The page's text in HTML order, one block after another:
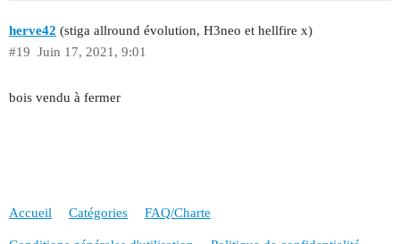
herve42 (stiga allround évolution, H3neo et hellfire x)
Juin 17, 2021, 9:01
#19
bois vendu à fermer
Accueil Catégories FAQ/Charte